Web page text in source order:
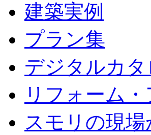
建築実例
プラン集
デジタルカ
リフォーム
スモリの現場